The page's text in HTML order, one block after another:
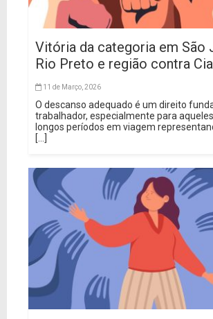
Vitória da categoria em São
Rio Preto e região contra
11 de Março, 2026
O descanso adequado é um direito
trabalhador, especialmente para
longos períodos em viagem
[...]